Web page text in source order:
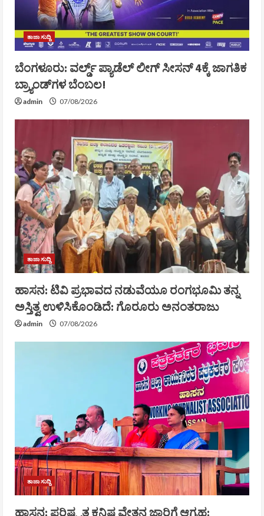
ತಾಜಾ ಸುದ್ದಿ
ಬೆಂಗಳೂರು: ವರ್ಲ್ಡ್ ಪ್ಯಾಡೆಲ್ ಲೀಗ್ ಸೀಸನ್ 4ಕ್ಕೆ ಜಾಗತಿಕ
ಬ್ರ್ಯಾಂಡ್‌ಗಳ ಬೆಂಬಲ!
admin 07/08/2026
ತಾಜಾ ಸುದ್ದಿ
ಹಾಸನ: ಟಿವಿ ಪ್ರಭಾವದ ನಡುವೆಯೂ ರಂಗಭೂಮಿ ತನ್ನ
ಅಸ್ತಿತ್ವ ಉಳಿಸಿಕೊಂಡಿದೆ: ಗೊರೂರು ಅನಂತರಾಜು
admin 07/08/2026
ತಾಜಾ ಸುದ್ದಿ
ಹಾಸನ: ಪರಿಷ್ಕೃತ ಕನಿಷ್ಠ ವೇತನ ಜಾರಿಗೆ ಆಗ್ರಹ: